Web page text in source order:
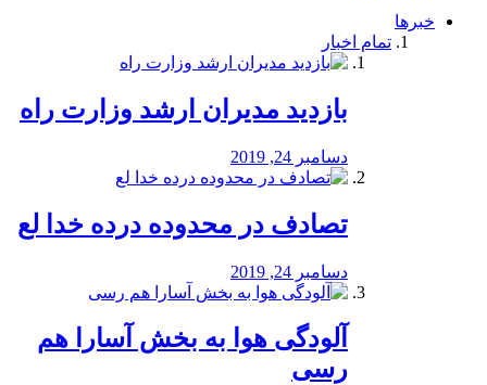
خبرها
تمام اخبار
بازدید مدیران ارشد وزارت راه
دسامبر 24, 2019
تصادف در محدوده درده خدا لع
دسامبر 24, 2019
آلودگی هوا به بخش آسارا هم
رسی